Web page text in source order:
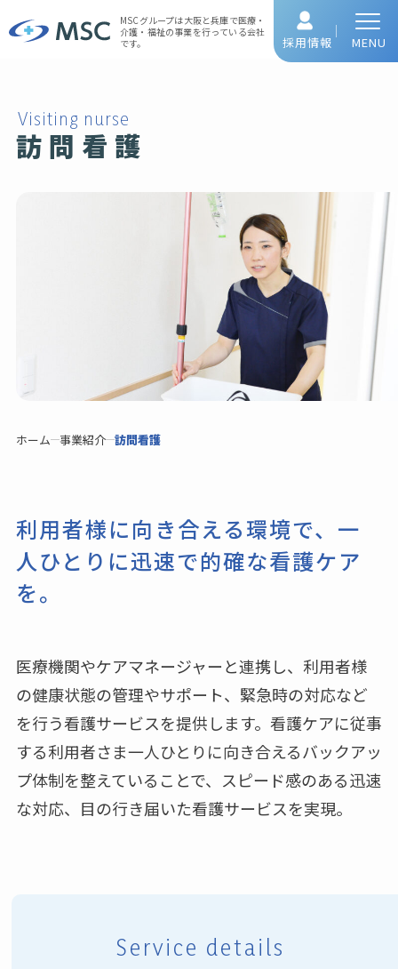
MSCグループは大阪と兵庫で医療・
介護・福祉の事業を行っている会社
です。
MENU
採用情報
訪問看護
Visiting nurse
ホーム 事業紹介 訪問看護
利用者様に向き合える環境で、一
人ひとりに迅速で的確な看護ケア
を。
医療機関やケアマネージャーと連携し、利用者様
の健康状態の管理やサポート、緊急時の対応など
を行う看護サービスを提供します。看護ケアに従事
する利用者さま一人ひとりに向き合えるバックアッ
プ体制を整えていることで、スピード感のある迅速
な対応、目の行き届いた看護サービスを実現。
Service details